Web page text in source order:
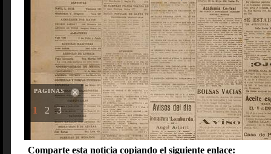
PAGINAS
1 2 3
Comparte esta noticia copiando el siguiente enlace: